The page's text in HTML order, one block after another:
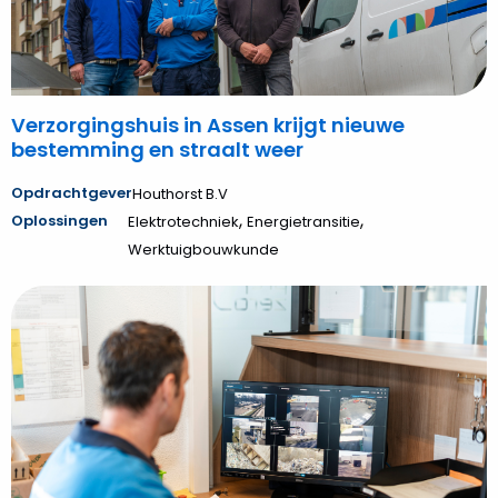
en
straalt
weer
Verzorgingshuis in Assen krijgt nieuwe
bestemming en straalt weer
OpdrachtgeverHouthorst B.V
Oplossingen
Elektrotechniek, Energietransitie,
Werktuigbouwkunde
Hoppenbrouwers
bezorgt
PreZero
specialistisch
camerasysteem